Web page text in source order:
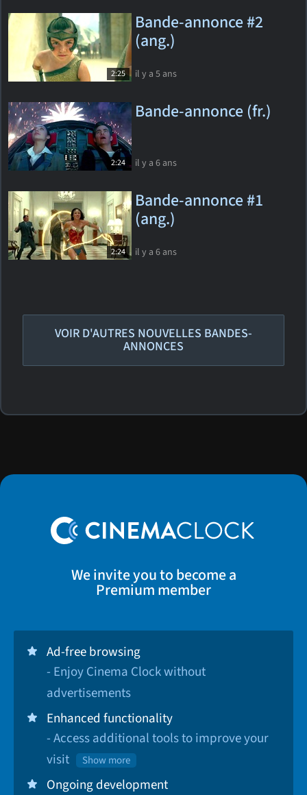
2:25
Bande-annonce #2
(ang.)
il y a 5 ans
2:24
Bande-annonce (fr.)
il y a 6 ans
2:24
Bande-annonce #1
(ang.)
il y a 6 ans
VOIR D'AUTRES NOUVELLES BANDES-
ANNONCES
We invite you to become a
Premium member
Ad-free browsing
- Enjoy Cinema Clock without
advertisements
Enhanced functionality
- Access additional tools to improve your
visit
Show more
Ongoing development